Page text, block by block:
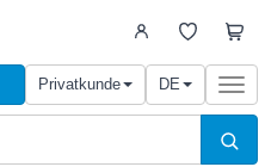
Privatkunde DE